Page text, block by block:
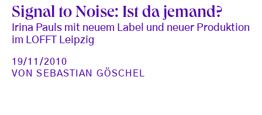
Signal to Noise: Ist da jemand?
Irina Pauls mit neuem Label und neuer Produktion
im LOFFT Leipzig
19/11/2010
VONSEBASTIAN GÖSCHEL